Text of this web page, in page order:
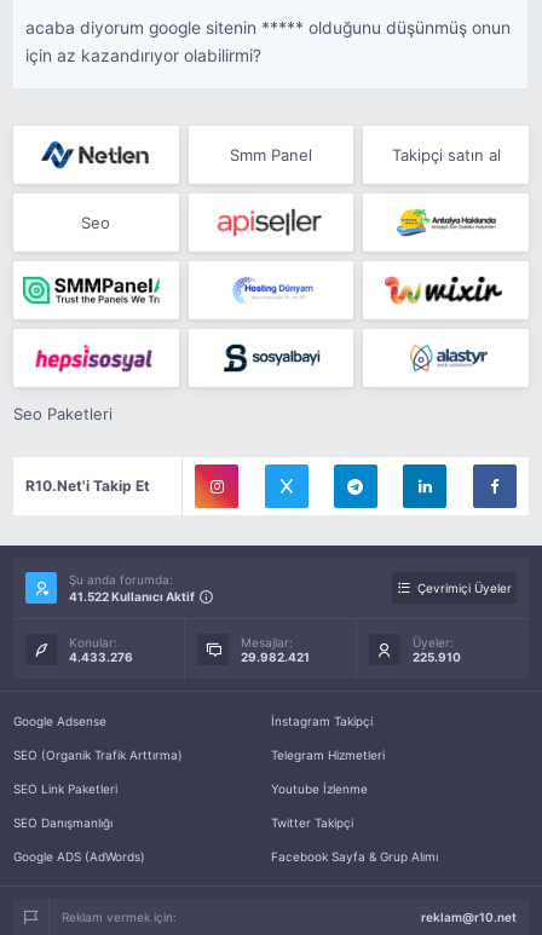
acaba diyorum google sitenin ***** olduğunu düşünmüş onun
için az kazandırıyor olabilirmi?
Smm Panel Takipçi satın al
Seo
Seo Paketleri
R10.Net'i Takip Et
Şu anda forumda:
41.522 Kullanıcı Aktif
Çevrimiçi Üyeler
Konular:
4.433.276
Mesajlar:
29.982.421
Üyeler:
225.910
Google Adsense
SEO (Organik Trafik Arttırma)
SEO Link Paketleri
SEO Danışmanlığı
Google ADS (AdWords)
İnstagram Takipçi
Telegram Hizmetleri
Youtube İzlenme
Twitter Takipçi
Facebook Sayfa & Grup Alımı
Reklam vermek için: reklam@r10.net